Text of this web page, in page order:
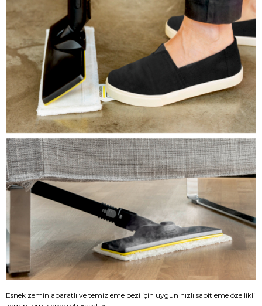
Esnek zemin aparatlı ve temizleme bezi için uygun hızlı sabitleme özellikli